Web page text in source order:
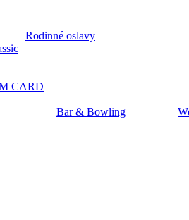
Rodinné oslavy
CARD
Bar & Bowling